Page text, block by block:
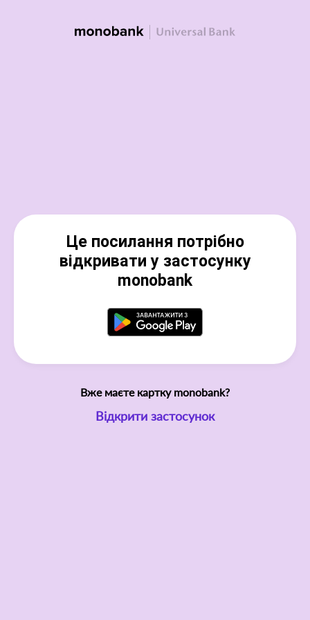
Це посилання потрібно
відкривати у застосунку
monobank
Вже маєте картку monobank?
Відкрити застосунок